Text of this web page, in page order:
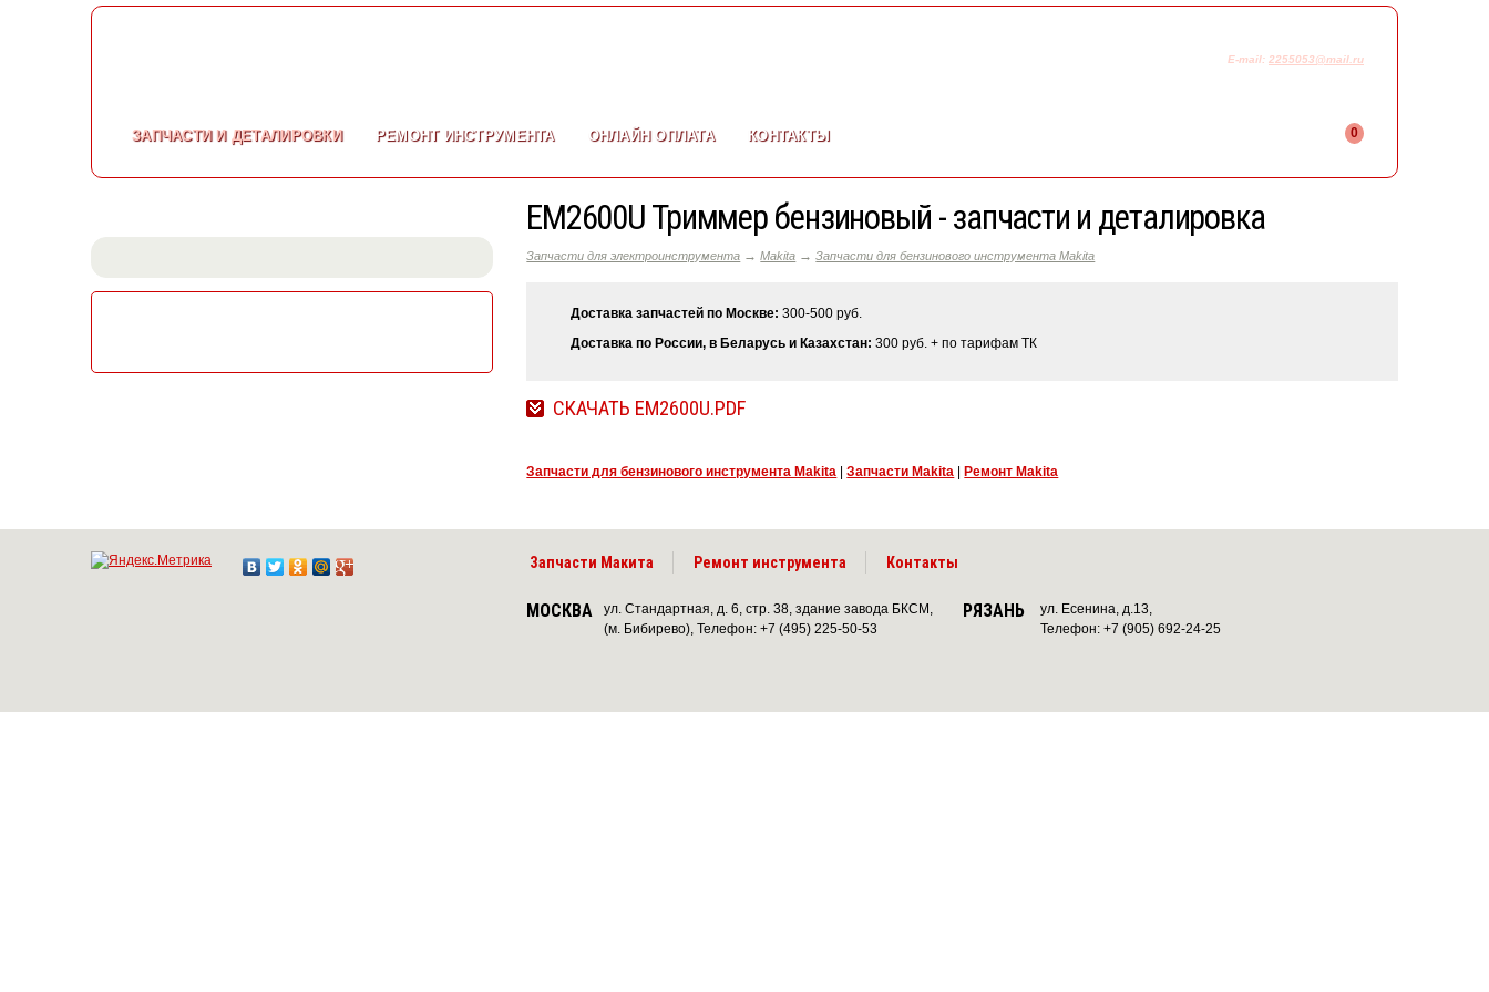
E-mail: 2255053@mail.ru
0
ЗАПЧАСТИИ ДЕТАЛИРОВКИ РЕМОНТИНСТРУМЕНТА ОНЛАЙН ОПЛАТА КОНТАКТЫ
EM2600U Триммер бензиновый - запчасти и деталировка
Запчасти для электроинструмента →Makita →Запчасти для бензинового инструмента Makita
Доставка запчастей по Москве: 300-500 руб.
Доставка по России, в Беларусь и Казахстан: 300 руб. + по тарифам ТК
СКАЧАТЬ EM2600U.PDF
Запчасти для бензинового инструмента Makita |Запчасти Makita Ремонт Makita
Запчасти Макита Ремонт инструмента Контакты
МОСКВА
ул. Стандартная, д. 6, стр. 38, здание завода БКСМ,
(м. Бибирево), Телефон: +7 (495) 225-50-53
РЯЗАНЬ
ул. Есенина, д.13,
Телефон: +7 (905) 692-24-25